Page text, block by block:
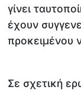
γίνει
έχουν
προκειμένου
Σε σχετική